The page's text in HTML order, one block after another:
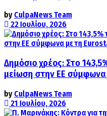
by CulpaNews Team
22 Ιουλίου, 2026
Δημόσιο χρέος: Στο
μείωση στην ΕΕ
by CulpaNews Team
21 Ιουλίου, 2026